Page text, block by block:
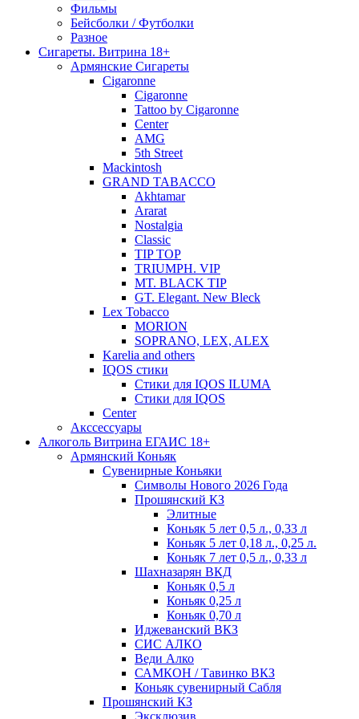
Фильмы
Бейсболки / Футболки
Разное
Сигареты. Витрина 18+
Армянские Сигареты
Cigaronne
Cigaronne
Tattoo by Cigaronne
Center
AMG
5th Street
Mackintosh
GRAND TABACCO
Akhtamar
Ararat
Nostalgia
Classic
TIP TOP
TRIUMPH. VIP
MT. BLACK TIP
GT. Elegant. New Bleck
Lex Tobacco
MORION
SOPRANO, LEX, ALEX
Karelia and others
IQOS стики
Стики для IQOS ILUMA
Стики для IQOS
Сenter
Акссессуары
Алкоголь Витрина ЕГАИС 18+
Армянский Коньяк
Сувенирные Коньяки
Символы Нового 2026 Года
Прошянский КЗ
Элитные
Коньяк 5 лет 0,5 л., 0,33 л
Коньяк 5 лет 0,18 л., 0,25 л.
Коньяк 7 лет 0,5 л., 0,33 л
Шахназарян ВКД
Коньяк 0,5 л
Коньяк 0,25 л
Коньяк 0,70 л
Иджеванский ВКЗ
СИС АЛКО
Веди Алко
САМКОН / Тавинко ВКЗ
Коньяк сувенирный Сабля
Прошянский КЗ
Эксклюзив